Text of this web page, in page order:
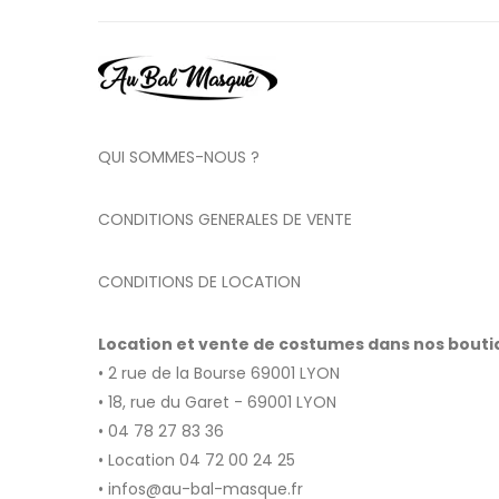
QUI SOMMES-NOUS ?
CONDITIONS GENERALES DE VENTE
CONDITIONS DE LOCATION
Location et vente de costumes dans nos
• 2 rue de la Bourse 69001 LYON
• 18, rue du Garet - 69001 LYON
• 04 78 27 83 36
• Location 04 72 00 24 25
• infos@au-bal-masque.fr